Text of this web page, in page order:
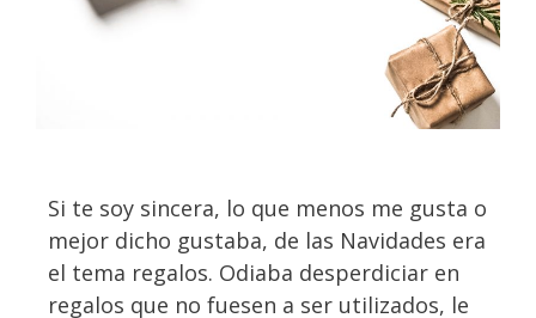
Si te soy sincera, lo que menos me gusta o
mejor dicho gustaba, de las Navidades era
el tema regalos. Odiaba desperdiciar en
regalos que no fuesen a ser utilizados, le